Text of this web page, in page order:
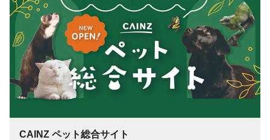
CAINZ ペット総合サイト